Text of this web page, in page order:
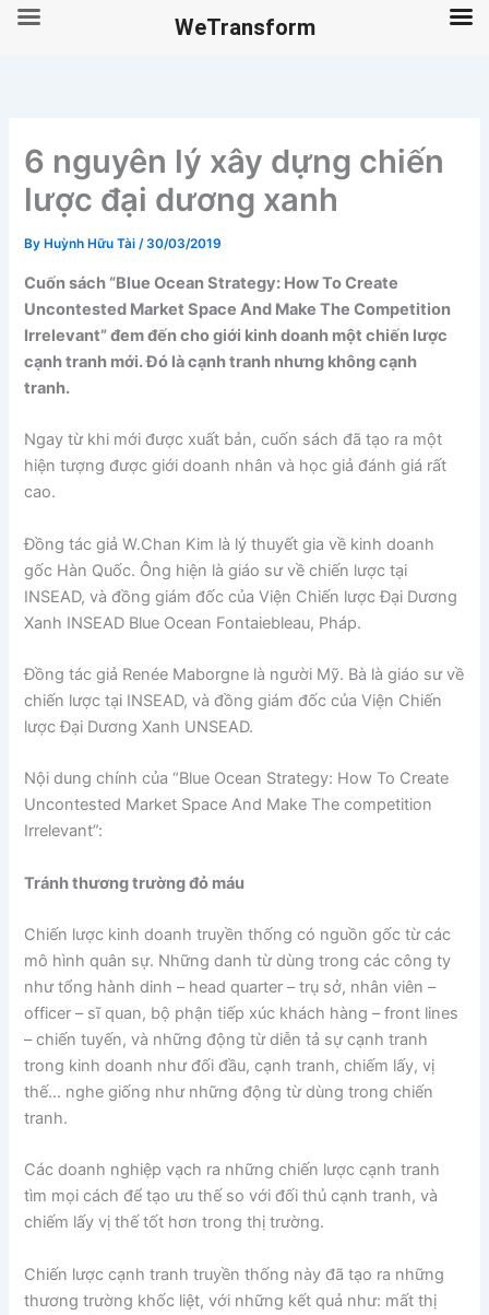
6 nguyên lý xây dựng chiến
lược đại dương xanh
By Huỳnh Hữu Tài/30/03/2019
Cuốn sách “Blue Ocean Strategy: How To Create
Uncontested Market Space And Make The Competition
Irrelevant” đem đến cho giới kinh doanh một chiến lược
cạnh tranh mới. Đó là cạnh tranh nhưng không cạnh
tranh.
Ngay từ khi mới được xuất bản, cuốn sách đã tạo ra một
hiện tượng được giới doanh nhân và học giả đánh giá rất
cao.
Đồng tác giả W.Chan Kim là lý thuyết gia về kinh doanh
gốc Hàn Quốc. Ông hiện là giáo sư về chiến lược tại
INSEAD, và đồng giám đốc của Viện Chiến lược Đại Dương
Xanh INSEAD Blue Ocean Fontaiebleau, Pháp.
Đồng tác giả Renée Maborgne là người Mỹ. Bà là giáo sư về
chiến lược tại INSEAD, và đồng giám đốc của Viện Chiến
lược Đại Dương Xanh UNSEAD.
Nội dung chính của “Blue Ocean Strategy: How To Create
Uncontested Market Space And Make The competition
Irrelevant”:
Tránh thương trường đỏ máu
Chiến lược kinh doanh truyền thống có nguồn gốc từ các
mô hình quân sự. Những danh từ dùng trong các công ty
như tổng hành dinh – head quarter – trụ sở, nhân viên –
officer – sĩ quan, bộ phận tiếp xúc khách hàng – front lines
– chiến tuyến, và những động từ diễn tả sự cạnh tranh
trong kinh doanh như đối đầu, cạnh tranh, chiếm lấy, vị
thế… nghe giống như những động từ dùng trong chiến
tranh.
Các doanh nghiệp vạch ra những chiến lược cạnh tranh
tìm mọi cách để tạo ưu thế so với đối thủ cạnh tranh, và
chiếm lấy vị thế tốt hơn trong thị trường.
Chiến lược cạnh tranh truyền thống này đã tạo ra những
thương trường khốc liệt, với những kết quả như: mất thị
WeTransform